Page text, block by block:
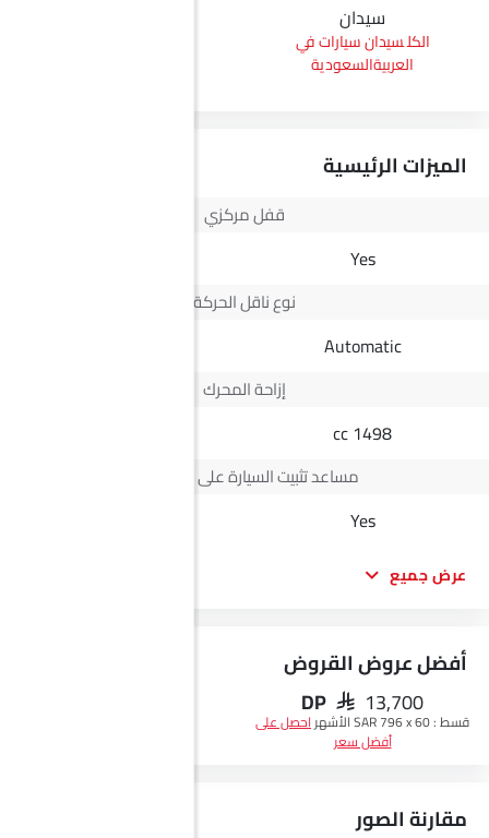
سيدان
سيدان سيارات في
العربيةالسعودية
الميزات الرئيسية
قفل مركزي
Yes
نوع ناقل الحركة
Automatic
إزاحة المحرك
1498 cc
مساعد تثبيت السيارة على المنحدرات
Yes
عرض جميع
أفضل عروض القروض
DP SAR 13,700
قسط :SAR 796 x 60 الأشهر احصل على
أفضل سعر
مقارنة الصور